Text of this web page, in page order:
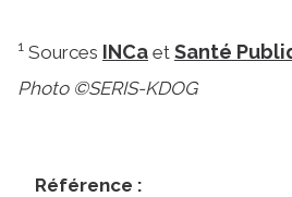
1 Sources INCa et Santé
Photo ©SERIS-KDOG
Référence :